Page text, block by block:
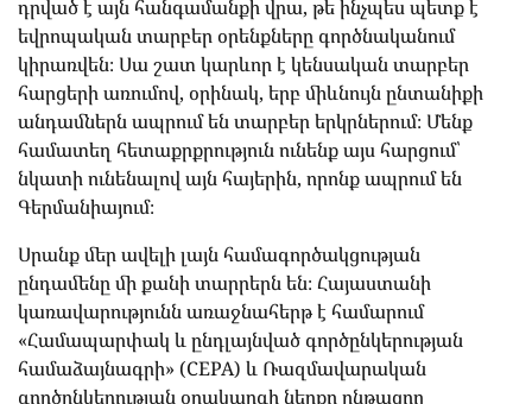
դրված է այն հանգամանքի վրա, թե ինչպես պետք է
եվրոպական տարբեր օրենքները գործնականում
կիրառվեն։ Սա շատ կարևոր է կենսական տարբեր
հարցերի առումով, օրինակ, երբ միևնույն ընտանիքի
անդամներն ապրում են տարբեր երկրներում։ Մենք
համատեղ հետաքրքրություն ունենք այս հարցում՝
նկատի ունենալով այն հայերին, որոնք ապրում են
Գերմանիայում։
Սրանք մեր ավելի լայն համագործակցության
ընդամենը մի քանի տարրերն են։ Հայաստանի
կառավարությունն առաջնահերթ է համարում
«Համապարփակ և ընդլայնված գործընկերության
համաձայնագրի» (CEPA) և Ռազմավարական
գործընկերության օրակարգի ներքո ընթացող